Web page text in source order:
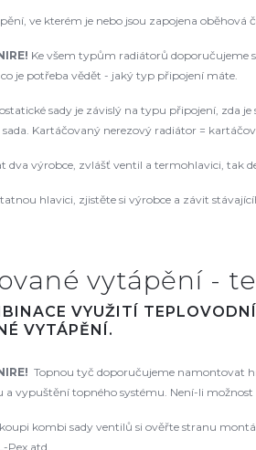
ve kterém je nebo jsou zapojena oběhová
Ke všem typům radiátorů doporučujeme
co je potřeba vědět - jaký typ připojení máte.
sady je závislý na typu připojení, zda
Kartáčovaný nerezový radiátor =
dva výrobce, zvlášť ventil a termohlavici, tak
hlavici, zjistěte si výrobce a závit
vytápění -
VYUŽITÍ
VYTÁPĚNÍ.
Topnou tyč doporučujeme namontovat
a vypuštění topného systému. Není-li
kombi sady ventilů si ověřte stranu
Pex atd.